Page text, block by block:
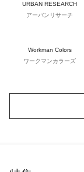
URBAN RESEARCH
アーバンリサーチ
Workman Colors
ワークマンカラーズ